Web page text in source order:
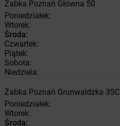
Żabka Poznań Główna 50
Poniedziałek:
Wtorek:
Środa:
Czwartek:
Piątek:
Sobota:
Niedziela:
Żabka Poznań Grunwaldzka 35C
Poniedziałek:
Wtorek:
Środa: